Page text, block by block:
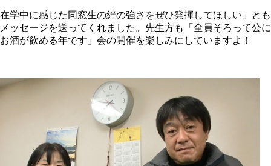
在学中に感じた同窓生の絆の強さをぜひ発揮してほしい」とも
メッセージを送ってくれました。先生方も「全員そろって公に
お酒が飲める年です」会の開催を楽しみにしていますよ！